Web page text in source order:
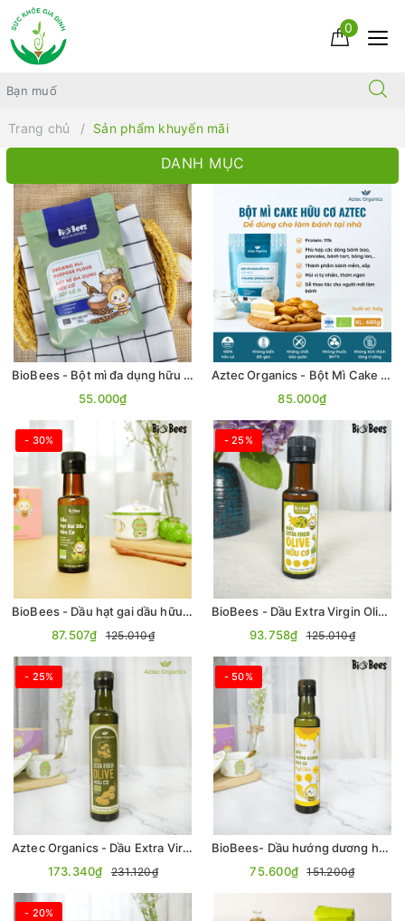
0
Trang chủ Sản phẩm khuyến mãi
DANH MỤC
BioBees - Bột mì đa dụng hữu cơ 200g - Bột số 11
55.000₫
Aztec Organics - Bột Mì Cake Hữu Cơ 680g
85.000₫
- 30%
BioBees - Dầu hạt gai dầu hữu cơ 100ml
87.507₫
125.010₫
- 25%
BioBees - Dầu Extra Virgin Olive Hữu Cơ 100ml
93.758₫
125.010₫
- 25%
Aztec Organics - Dầu Extra Virgin Olive Hữu Cơ 250mL
173.340₫
231.120₫
- 50%
BioBees- Dầu hướng dương hữu cơ dòng high oleic
75.600₫
151.200₫
- 20%